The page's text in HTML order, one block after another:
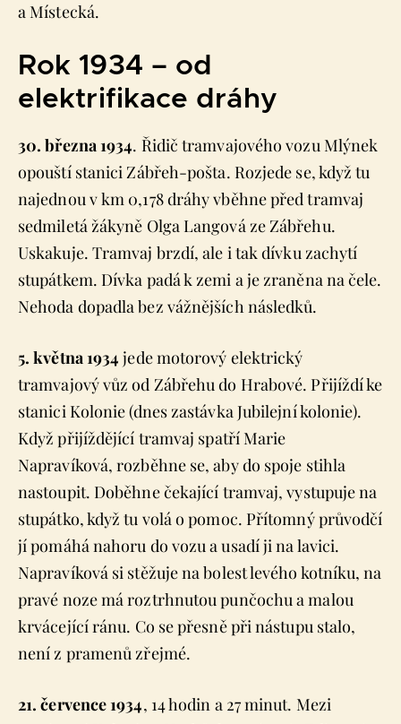
a Místecká.
Rok 1934 – od
elektrifikace dráhy
30. března 1934. Řidič tramvajového vozu Mlýnek
opouští stanici Zábřeh-pošta. Rozjede se, když tu
najednou v km 0,178 dráhy vběhne před tramvaj
sedmiletá žákyně Olga Langová ze Zábřehu.
Uskakuje. Tramvaj brzdí, ale i tak dívku zachytí
stupátkem. Dívka padá k zemi a je zraněna na čele.
Nehoda dopadla bez vážnějších následků.
5. května 1934 jede motorový elektrický
tramvajový vůz od Zábřehu do Hrabové. Přijíždí ke
stanici Kolonie (dnes zastávka Jubilejní kolonie).
Když přijíždějící tramvaj spatří Marie
Napravíková, rozběhne se, aby do spoje stihla
nastoupit. Doběhne čekající tramvaj, vystupuje na
stupátko, když tu volá o pomoc. Přítomný průvodčí
jí pomáhá nahoru do vozu a usadí ji na lavici.
Napravíková si stěžuje na bolest levého kotníku, na
pravé noze má roztrhnutou punčochu a malou
krvácející ránu. Co se přesně při nástupu stalo,
není z pramenů zřejmé.
21. července 1934, 14 hodin a 27 minut. Mezi